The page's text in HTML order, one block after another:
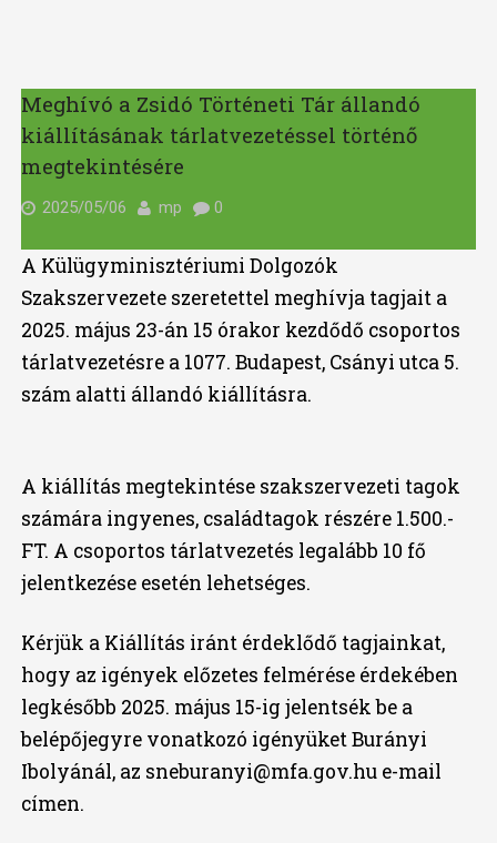
Meghívó a Zsidó Történeti Tár állandó
kiállításának tárlatvezetéssel történő
megtekintésére
2025/05/06 mp 0
A Külügyminisztériumi Dolgozók
Szakszervezete szeretettel meghívja tagjait a
2025. május 23-án 15 órakor kezdődő csoportos
tárlatvezetésre a 1077. Budapest, Csányi utca 5.
szám alatti állandó kiállításra.
A kiállítás megtekintése szakszervezeti tagok
számára ingyenes, családtagok részére 1.500.-
FT. A csoportos tárlatvezetés legalább 10 fő
jelentkezése esetén lehetséges.
Kérjük a Kiállítás iránt érdeklődő tagjainkat,
hogy az igények előzetes felmérése érdekében
legkésőbb 2025. május 15-ig jelentsék be a
belépőjegyre vonatkozó igényüket Burányi
Ibolyánál, az sneburanyi@mfa.gov.hu e-mail
címen.